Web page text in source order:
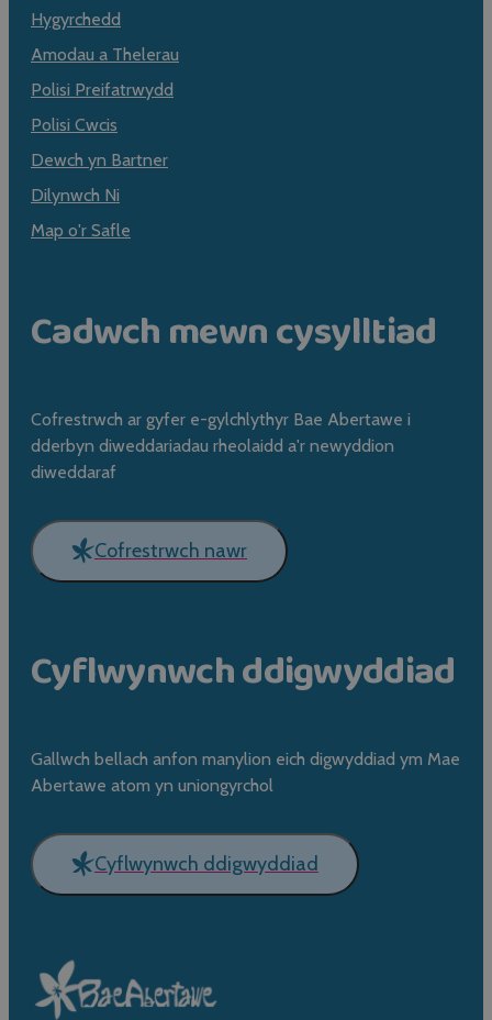
Hygyrchedd
Amodau a Thelerau
Polisi Preifatrwydd
Polisi Cwcis
Dewch yn Bartner
Dilynwch Ni
Map o'r Safle
Cadwch mewn cysylltiad
Cofrestrwch ar gyfer e-gylchlythyr Bae Abertawe i
dderbyn diweddariadau rheolaidd a'r newyddion
diweddaraf
Cofrestrwch nawr
Cyflwynwch ddigwyddiad
Gallwch bellach anfon manylion eich digwyddiad ym Mae
Abertawe atom yn uniongyrchol
Cyflwynwch ddigwyddiad